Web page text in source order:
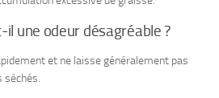
une odeur désagréable ?
et ne laisse généralement pas
séchés.